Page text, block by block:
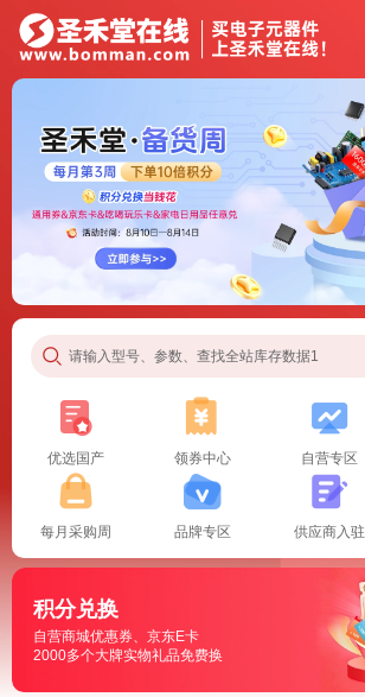
请输入型号、参数、查找全站库存数据1
优选国产 领券中心 自营专区
每月采购周 品牌专区 供应商入驻
积分兑换
自营商城优惠券、京东E卡
2000多个大牌实物礼品免费换